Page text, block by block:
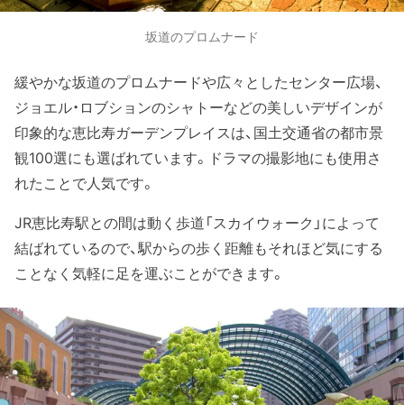
坂道のプロムナード
緩やかな坂道のプロムナードや広々としたセンター広場、
ジョエル・ロブションのシャトーなどの美しいデザインが
印象的な恵比寿ガーデンプレイスは、国土交通省の都市景
観100選にも選ばれています。ドラマの撮影地にも使用さ
れたことで人気です。
JR恵比寿駅との間は動く歩道「スカイウォーク」によって
結ばれているので、駅からの歩く距離もそれほど気にする
ことなく気軽に足を運ぶことができます。